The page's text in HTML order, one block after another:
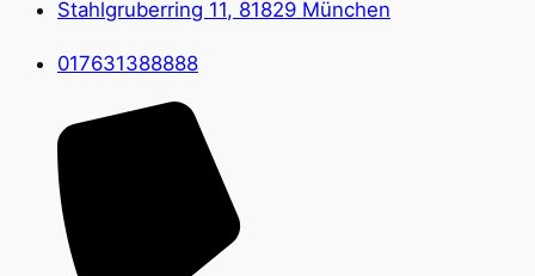
Stahlgruberring 11, 81829 München
017631388888